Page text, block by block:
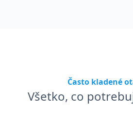
Často kladené
Všetko, co